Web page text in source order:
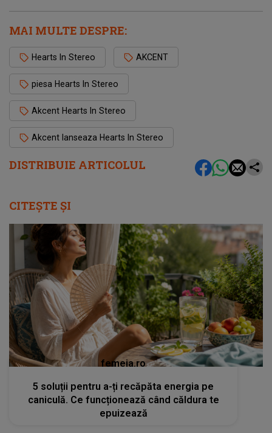
DISTRIBUIE ARTICOLUL
MAI MULTE DESPRE:
Hearts In Stereo AKCENT
piesa Hearts In Stereo
Akcent Hearts In Stereo
Akcent lanseaza Hearts In Stereo
CITEȘTE ȘI
femeia.ro
5 soluții pentru a-ți recăpăta energia pe
caniculă. Ce funcționează când căldura te
epuizează